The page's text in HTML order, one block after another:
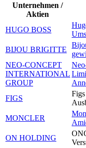
Unternehmen /
Aktien
HUGO BOSS
BIJOU BRIGITTE
NEO-CONCEPT
INTERNATIONAL
GROUP
FIGS
MONCLER
ON HOLDING